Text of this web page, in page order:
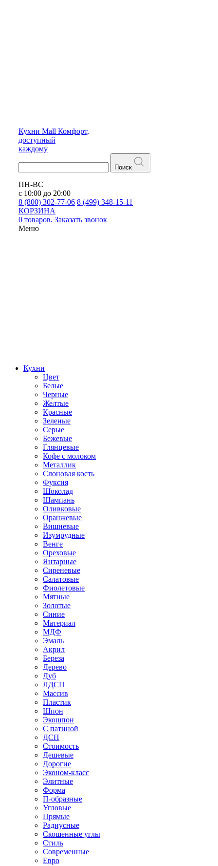
Кухни Mall Комфорт,
доступный
каждому
Поиск
ПН-ВС
с 10:00 до 20:00
8 (800) 302-77-06 8 (499) 348-15-11
КОРЗИНА
0 товаров. Заказать звонок
Меню
Кухни
Цвет
Белые
Черные
Желтые
Красные
Зеленые
Серые
Бежевые
Глянцевые
Кофе с молоком
Металлик
Слоновая кость
Фуксия
Шоколад
Шампань
Оливковые
Оранжевые
Вишневые
Изумрудные
Венге
Ореховые
Янтарные
Сиреневые
Салатовые
Фиолетовые
Мятные
Золотые
Синие
Материал
МДФ
Эмаль
Акрил
Береза
Дерево
Дуб
ЛДСП
Массив
Пластик
Шпон
Экошпон
С патиной
ДСП
Стоимость
Дешевые
Дорогие
Эконом-класс
Элитные
Форма
П-образные
Угловые
Прямые
Радиусные
Скошенные углы
Стиль
Современные
Евро